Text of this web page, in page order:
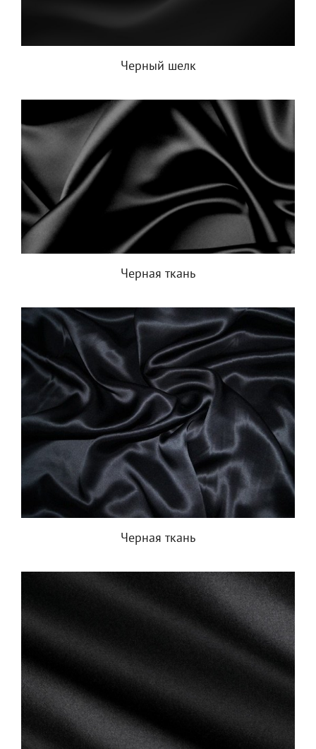
Черный шелк
Черная ткань
Черная ткань